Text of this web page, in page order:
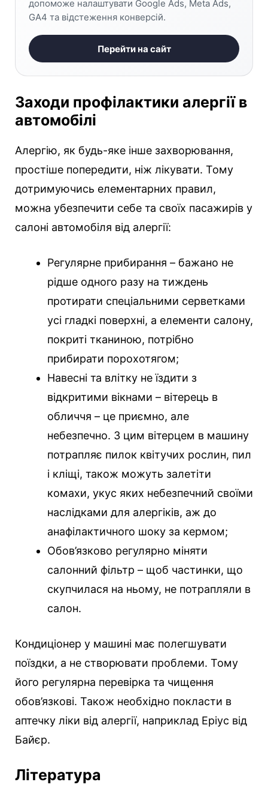
допоможе налаштувати Google Ads, Meta Ads,
GA4 та відстеження конверсій.
Перейти на сайт
Заходи профілактики алергії в
автомобілі
Алергію, як будь-яке інше захворювання,
простіше попередити, ніж лікувати. Тому
дотримуючись елементарних правил,
можна убезпечити себе та своїх пасажирів у
салоні автомобіля від алергії:
Регулярне прибирання – бажано не
рідше одного разу на тиждень
протирати спеціальними серветками
усі гладкі поверхні, а елементи салону,
покриті тканиною, потрібно
прибирати порохотягом;
Навесні та влітку не їздити з
відкритими вікнами – вітерець в
обличчя – це приємно, але
небезпечно. З цим вітерцем в машину
потрапляє пилок квітучих рослин, пил
і кліщі, також можуть залетіти
комахи, укус яких небезпечний своїми
наслідками для алергіків, аж до
анафілактичного шоку за кермом;
Обов’язково регулярно міняти
салонний фільтр – щоб частинки, що
скупчилася на ньому, не потрапляли в
салон.
Кондиціонер у машині має полегшувати
поїздки, а не створювати проблеми. Тому
його регулярна перевірка та чищення
обов’язкові. Також необхідно покласти в
аптечку ліки від алергії, наприклад Еріус від
Байєр.
Література